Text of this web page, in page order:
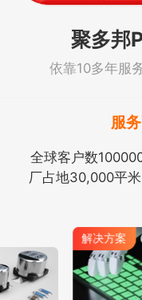
聚多邦
依靠10多年服
服
全球客户数
厂占地30,000平
解决方案